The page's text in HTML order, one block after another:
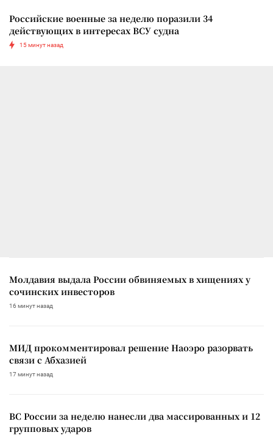
Российские военные за неделю поразили 34
действующих в интересах ВСУ судна
15 минут назад
Молдавия выдала России обвиняемых в хищениях у
сочинских инвесторов
16 минут назад
МИД прокомментировал решение Наоэро разорвать
связи с Абхазией
17 минут назад
ВС России за неделю нанесли два массированных и 12
групповых ударов